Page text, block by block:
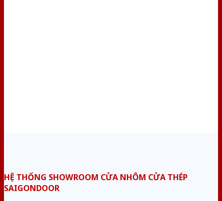
HỆ THỐNG SHOWROOM CỬA NHÔM CỬA THÉP
SAIGONDOOR